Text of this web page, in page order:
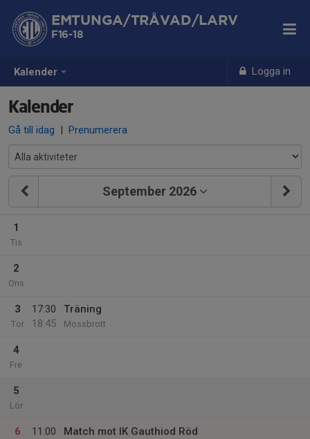
Kalender Logga in
EMTUNGA/TRÅVAD/LARV
F16-18
Kalender
Gå till idag | Prenumerera
September 2026
1
Tis
2
Ons
3
Tor
17:30
18:45
Träning
Mossbrott
4
Fre
5
Lör
6
11:00
Match mot IK Gauthiod Röd